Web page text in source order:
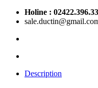
Holine :
Description